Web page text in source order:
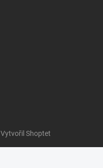
Vytvořil Shoptet